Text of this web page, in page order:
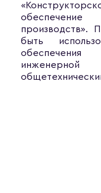
производств».
быть